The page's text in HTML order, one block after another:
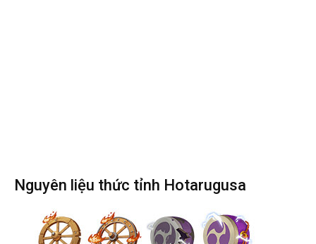
Nguyên liệu thức tỉnh Hotarugusa